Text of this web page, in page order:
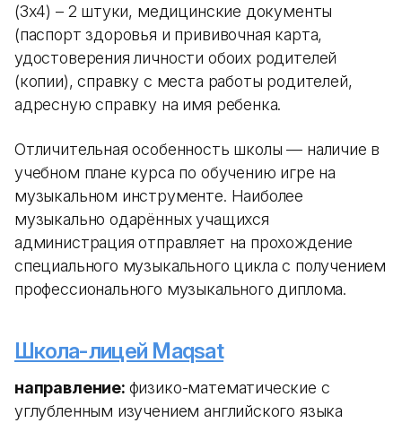
(3х4) – 2 штуки, медицинские документы
(паспорт здоровья и прививочная карта,
удостоверения личности обоих родителей
(копии), справку с места работы родителей,
адресную справку на имя ребенка.
Отличительная особенность школы — наличие в
учебном плане курса по обучению игре на
музыкальном инструменте. Наиболее
музыкально одарённых учащихся
администрация отправляет на прохождение
специального музыкального цикла с получением
профессионального музыкального диплома.
Школа-лицей Maqsat
направление: физико-математические с
углубленным изучением английского языка